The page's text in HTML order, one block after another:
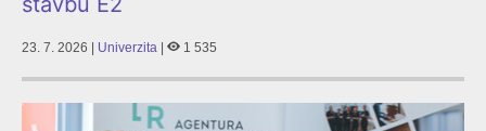
23. 7. 2026 | Univerzita | 1 535